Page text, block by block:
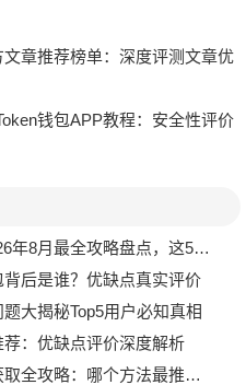
文章推荐榜单：深度评测文章优
钱包APP教程：安全性评价
攻略盘点，这5个渠道千万别错过
后是谁？优缺点真实评价
大揭秘Top5用户必知真相
：优缺点评价深度解析
攻略：哪个方法最推荐？